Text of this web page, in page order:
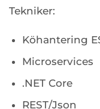
Tekniker:
Köhantering
Microservices
.NET Core
REST/Json